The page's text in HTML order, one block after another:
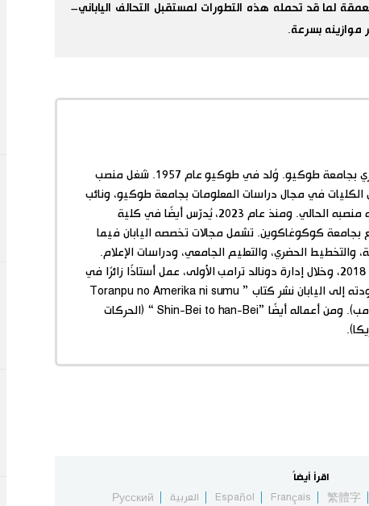
لما قد تحمله هذه التطورات لمستقبل التحالف الياباني–
موازينه بسرعة.
عالم اجتماع وأستاذ فخري بجامعة طوكيو. وُلد في طوكيو عام 1957. شغل منصب
الكليات في مجال دراسات المعلومات بجامعة طوكيو، ونائب
رئيس الجامعة قبل توليه منصبه الحالي. ومنذ عام 2023، يُدرّس أيضًا في كلية
بجامعة كوكوغاكوين. تشمل مجالات تخصصه اليابان فيما
والتخطيط الحضري، والتعليم الجامعي، ودراسات الإعلام.
في الفترة من 2017 إلى 2018، وخلال إدارة دونالد ترامب الأولى، عمل أستاذًا زائرًا في
جامعة هارفارد، وبعد عودته إلى اليابان نشر كتاب ” Toranpu no Amerika ni sumu
“ (العيش في أمريكا ترامب). ومن أعماله أيضًا ”Shin-Bei to han-Bei “ (الحركات
اقرأ أيضاً
繁體字
Français
Español العربية Русский